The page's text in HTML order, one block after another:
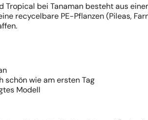
Tropical bei Tanaman besteht aus
recycelbare PE-Pflanzen (Pileas,
schön wie am ersten Tag
Modell